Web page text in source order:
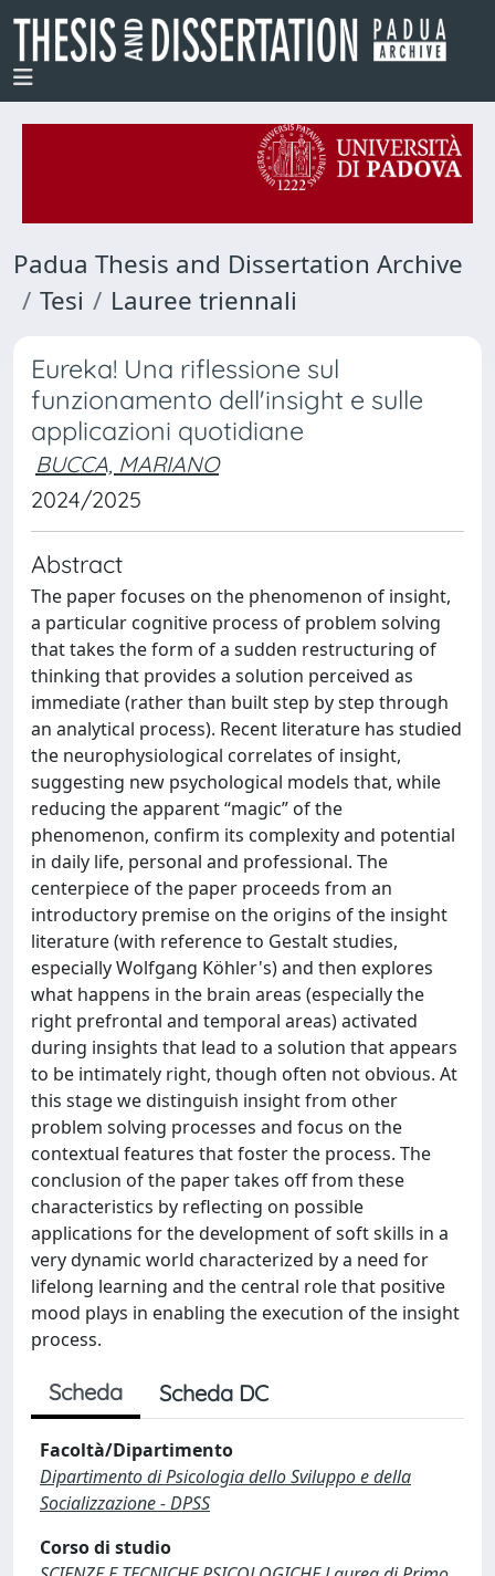
Padua Thesis and Dissertation Archive
Tesi
Lauree triennali
Eureka! Una riflessione sul
funzionamento dell'insight e sulle
applicazioni quotidiane
BUCCA, MARIANO
2024/2025
Abstract
The paper focuses on the phenomenon of insight,
a particular cognitive process of problem solving
that takes the form of a sudden restructuring of
thinking that provides a solution perceived as
immediate (rather than built step by step through
an analytical process). Recent literature has studied
the neurophysiological correlates of insight,
suggesting new psychological models that, while
reducing the apparent “magic” of the
phenomenon, confirm its complexity and potential
in daily life, personal and professional. The
centerpiece of the paper proceeds from an
introductory premise on the origins of the insight
literature (with reference to Gestalt studies,
especially Wolfgang Köhler's) and then explores
what happens in the brain areas (especially the
right prefrontal and temporal areas) activated
during insights that lead to a solution that appears
to be intimately right, though often not obvious. At
this stage we distinguish insight from other
problem solving processes and focus on the
contextual features that foster the process. The
conclusion of the paper takes off from these
characteristics by reflecting on possible
applications for the development of soft skills in a
very dynamic world characterized by a need for
lifelong learning and the central role that positive
mood plays in enabling the execution of the insight
process.
Scheda Scheda DC
Facoltà/Dipartimento
Dipartimento di Psicologia dello Sviluppo e della
Socializzazione - DPSS
Corso di studio